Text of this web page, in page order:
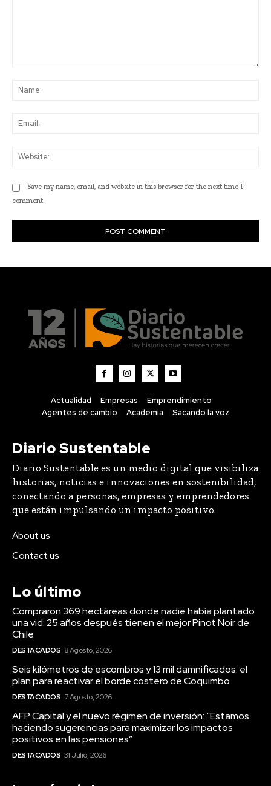
Actualidad Empresas
Emprendimiento
Agentes de cambio
Academia Sacando la voz
Diario Sustentable
Diario Sustentable es un medio digital que visibiliza
historias, noticias e innovaciones en sostenibilidad,
conectando a personas, empresas y emprendedores
que están impulsando un impacto positivo.
About us
Contact us
Lo último
Compraron 369 hectáreas donde nadie había plantado
una vid: 25 años después tienen el mejor Pinot Noir de
Chile
DESTACADOS 8 Agosto, 2026
Seis kilómetros de escombros y 13 mil damnificados: el
plan para reactivar el borde costero de Coquimbo
DESTACADOS 7 Agosto, 2026
AFP Capital y el nuevo régimen de inversión: “Estamos
haciendo sugerencias para maximizar los impactos
positivos en las pensiones”
DESTACADOS 31 Julio, 2026